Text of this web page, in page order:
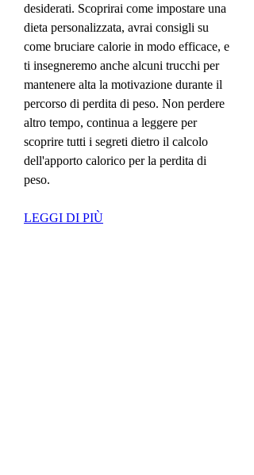
desiderati. Scoprirai come impostare una
dieta personalizzata, avrai consigli su
come bruciare calorie in modo efficace, e
ti insegneremo anche alcuni trucchi per
mantenere alta la motivazione durante il
percorso di perdita di peso. Non perdere
altro tempo, continua a leggere per
scoprire tutti i segreti dietro il calcolo
dell'apporto calorico per la perdita di
peso.
LEGGI DI PIÙ